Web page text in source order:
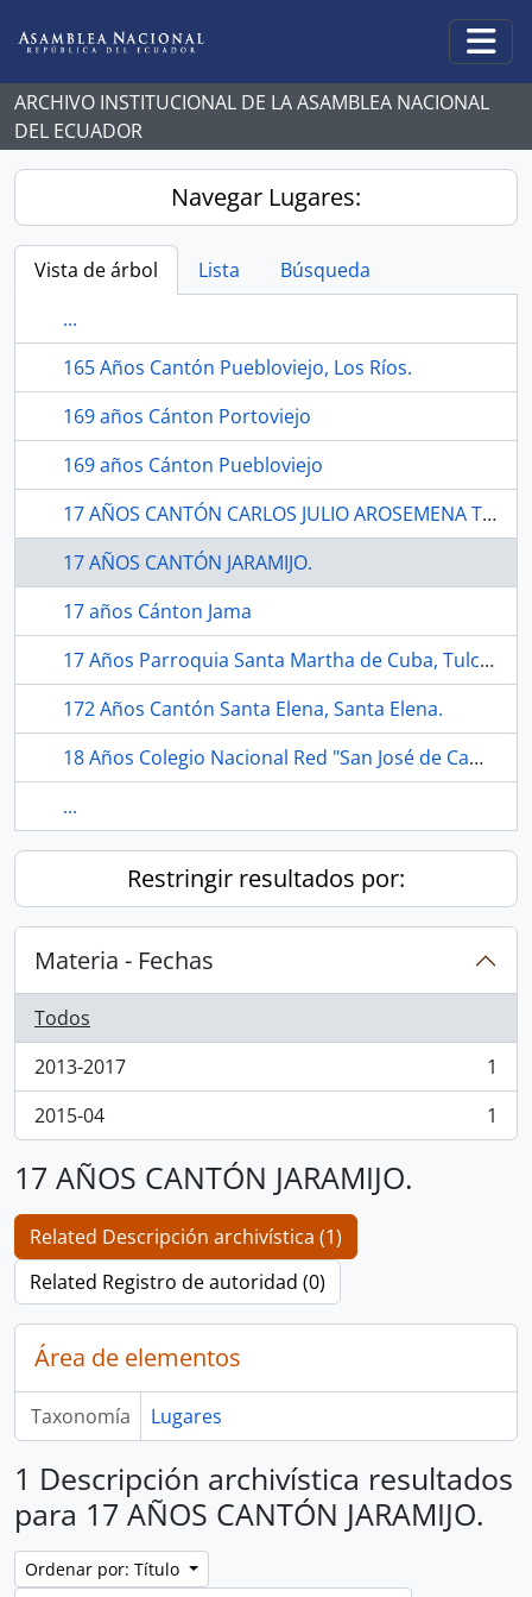
ARCHIVO INSTITUCIONAL DE LA ASAMBLEA NACIONAL
DEL ECUADOR
Navegar Lugares:
Vista de árbol Lista
Búsqueda
...
165 Años Cantón Puebloviejo, Los Ríos.
169 años Cánton Portoviejo
169 años Cánton Puebloviejo
17 AÑOS CANTÓN CARLOS JULIO AROSEMENA TOLA.
17 AÑOS CANTÓN JARAMIJO.
17 años Cánton Jama
17 Años Parroquia Santa Martha de Cuba, Tulcán.
172 Años Cantón Santa Elena, Santa Elena.
18 Años Colegio Nacional Red "San José de Camarón", Echeandía, Bolívar.
...
Restringir resultados por:
Materia - Fechas
Todos
2013-2017
, 1 resultados
1
2015-04
, 1 resultados 1
17 AÑOS CANTÓN JARAMIJO.
Related Descripción archivística (1)
Related Registro de autoridad (0)
Área de elementos
Taxonomía Lugares
1 Descripción archivística resultados
para 17 AÑOS CANTÓN JARAMIJO.
Ordenar por: Título